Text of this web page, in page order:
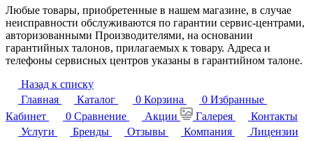
Любые товары, приобретенные в нашем магазине, в случае
неисправности обслуживаются по гарантии сервис-центрами,
авторизованными Производителями, на основании
гарантийных талонов, прилагаемых к товару. Адреса и
телефоны сервисных центров указаны в гарантийном талоне.
Назад к списку
Главная
Каталог 0 Корзина 0 Избранные
Кабинет
0 Сравнение Акции Галерея
Контакты
Услуги
Бренды Отзывы Компания
Лицензии